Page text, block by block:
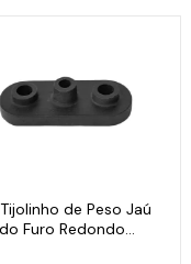
de Peso Jaú
Furo Redondo